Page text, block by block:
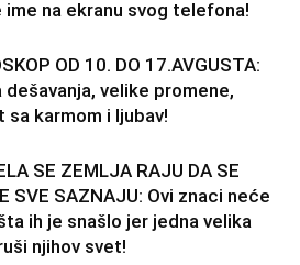
ime na ekranu svog telefona!
OD 10. DO 17.AVGUSTA:
dešavanja, velike promene,
sa karmom i ljubav!
SE ZEMLJA RAJU DA SE
SVE SAZNAJU: Ovi znaci neće
ih je snašlo jer jedna velika
njihov svet!